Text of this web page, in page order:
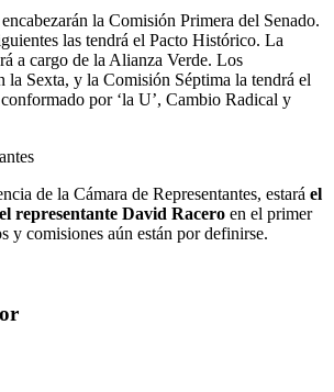
la Comisión Primera del Senado.
las tendrá el Pacto Histórico. La
a cargo de la Alianza Verde. Los
la Sexta, y la Comisión Séptima la tendrá el
por ‘la U’, Cambio Radical y
de la Cámara de Representantes, estará el
representante David Racero en el primer
y comisiones aún están por definirse.